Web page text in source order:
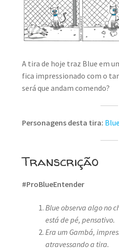
MINHA CONTA
CARRINHO
A tira de hoje traz Blue em
fica impressionado com o
será que andam comendo?
Personagens desta tira: Blue
Transcrição
#ProBlueEntender
Blue observa algo no
está de pé, pensativo.
Era um Gambá,
atravessando a tira.